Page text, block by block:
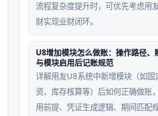
流程复杂度提升时，可优先考虑用
财实现业财闭环。
U8增加模块怎么做账：操作路径、
与模块启用后记账规范
详解用友U8系统中新增模块（如固
资、库存核算等）后如何正确做账
用前提、凭证生成逻辑、期间匹配